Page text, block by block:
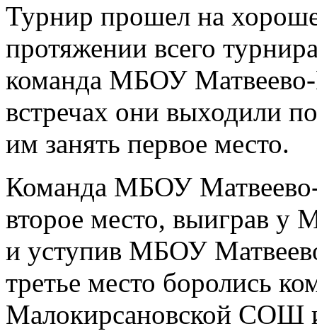
Турнир прошел на
протяжении всего
команда МБОУ
встречах они выходили
им занять первое место.
Команда МБОУ
второе место, выиграв
и уступив МБОУ
третье место боролись
Малокирсановской